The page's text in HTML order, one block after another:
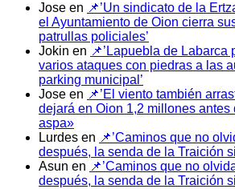
Jose en 📌’Un sindicato de la
el Ayuntamiento de Oion cierra
patrullas policiales’
Jokin en 📌’Lapuebla de Labarca
varios ataques con piedras a las
parking municipal’
Jose en 📌’El viento también
dejará en Oion 1,2 millones antes
aspa»
Lurdes en 📌’Caminos que no
después, la senda de la Traición
Asun en 📌’Caminos que no
después, la senda de la Traición